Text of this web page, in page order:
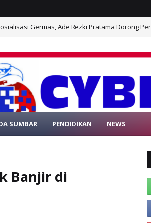
Germas, Ade Rezki Pratama Dorong
SELAMAT DATANG
SUMBAR PENDIDIKAN NEWS
Banjir di